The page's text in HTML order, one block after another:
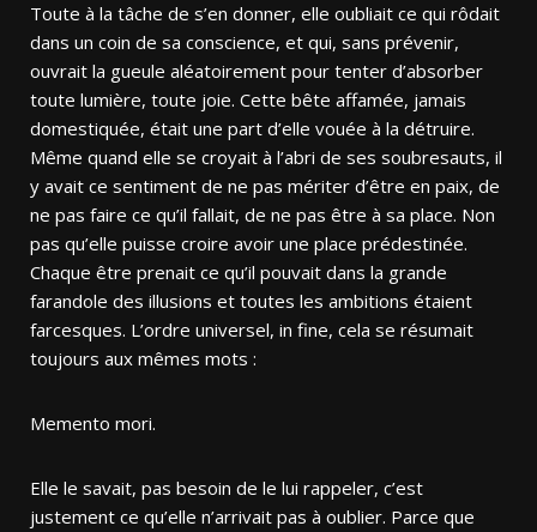
Toute à la tâche de s’en donner, elle oubliait ce qui rôdait
dans un coin de sa conscience, et qui, sans prévenir,
ouvrait la gueule aléatoirement pour tenter d’absorber
toute lumière, toute joie. Cette bête affamée, jamais
domestiquée, était une part d’elle vouée à la détruire.
Même quand elle se croyait à l’abri de ses soubresauts, il
y avait ce sentiment de ne pas mériter d’être en paix, de
ne pas faire ce qu’il fallait, de ne pas être à sa place. Non
pas qu’elle puisse croire avoir une place prédestinée.
Chaque être prenait ce qu’il pouvait dans la grande
farandole des illusions et toutes les ambitions étaient
farcesques. L’ordre universel, in fine, cela se résumait
toujours aux mêmes mots :
Memento mori.
Elle le savait, pas besoin de le lui rappeler, c’est
justement ce qu’elle n’arrivait pas à oublier. Parce que